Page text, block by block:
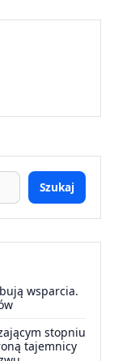
Szukaj
wsparcia.
stopniu
tajemnicy